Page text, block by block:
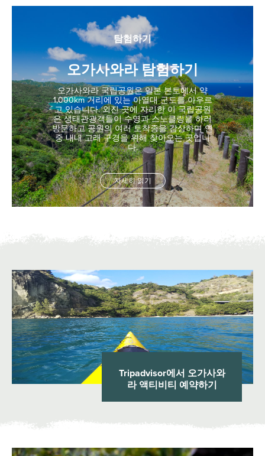
탐험하기
오가사와라 탐험하기
오가사와라 국립공원은 일본 본토에서 약
1,000km 거리에 있는 아열대 군도를 아우르
고 있습니다. 외진 곳에 자리한 이 국립공원
은 생태관광객들이 수영과 스노클링을 하러
방문하고 공원의 여러 토착종을 감상하며 연
중 내내 고래 구경을 위해 찾아오는 곳입니
다.
자세히 읽기
Tripadvisor에서 오가사와
라 액티비티 예약하기